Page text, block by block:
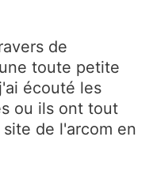
de
toute petite
écouté les
ou ils ont tout
de l'arcom en